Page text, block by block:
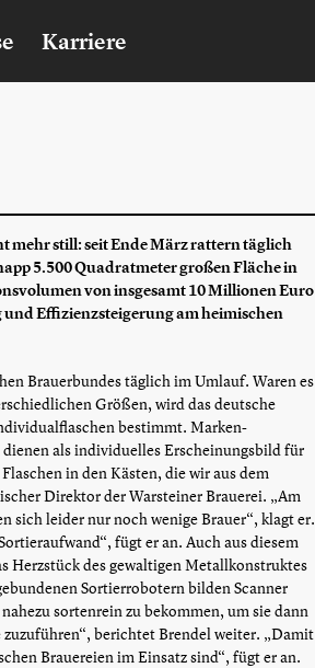
Karriere
mehr still: seit Ende März rattern täglich
5.500 Quadratmeter großen Fläche in
von insgesamt 10 Millionen Euro
Effizienzsteigerung am heimischen
Brauerbundes täglich im Umlauf. Waren es
Größen, wird das deutsche
bestimmt. Marken-
als individuelles Erscheinungsbild für
in den Kästen, die wir aus dem
Direktor der Warsteiner Brauerei. „Am
leider nur noch wenige Brauer“, klagt er.
fügt er an. Auch aus diesem
Herzstück des gewaltigen Metallkonstruktes
Sortierrobotern bilden Scanner
sortenrein zu bekommen, um sie dann
berichtet Brendel weiter. „Damit
Brauereien im Einsatz sind“, fügt er an.